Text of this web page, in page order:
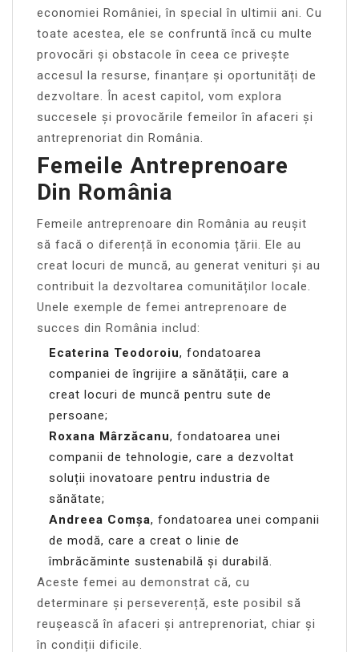
economiei României, în special în ultimii ani. Cu
toate acestea, ele se confruntă încă cu multe
provocări și obstacole în ceea ce privește
accesul la resurse, finanțare și oportunități de
dezvoltare. În acest capitol, vom explora
succesele și provocările femeilor în afaceri și
antreprenoriat din România.
Femeile Antreprenoare
Din România
Femeile antreprenoare din România au reușit
să facă o diferență în economia țării. Ele au
creat locuri de muncă, au generat venituri și au
contribuit la dezvoltarea comunităților locale.
Unele exemple de femei antreprenoare de
succes din România includ:
Ecaterina Teodoroiu, fondatoarea
companiei de îngrijire a sănătății, care a
creat locuri de muncă pentru sute de
persoane;
Roxana Mârzăcanu, fondatoarea unei
companii de tehnologie, care a dezvoltat
soluții inovatoare pentru industria de
sănătate;
Andreea Comșa, fondatoarea unei companii
de modă, care a creat o linie de
îmbrăcăminte sustenabilă și durabilă.
Aceste femei au demonstrat că, cu
determinare și perseverență, este posibil să
reușească în afaceri și antreprenoriat, chiar și
în condiții dificile.